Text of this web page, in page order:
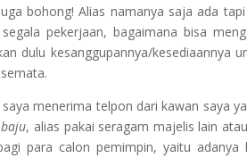
bohong! Alias namanya saja ada
pekerjaan, bagaimana bisa
dulu kesanggupannya/kesediaannya
menerima telpon dari kawan saya
, alias pakai seragam majelis lain
para calon pemimpin, yaitu adanya